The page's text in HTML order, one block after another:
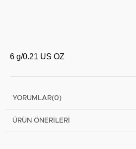
6 g/0.21 US OZ
YORUMLAR(0)
ÜRÜN ÖNERILERI